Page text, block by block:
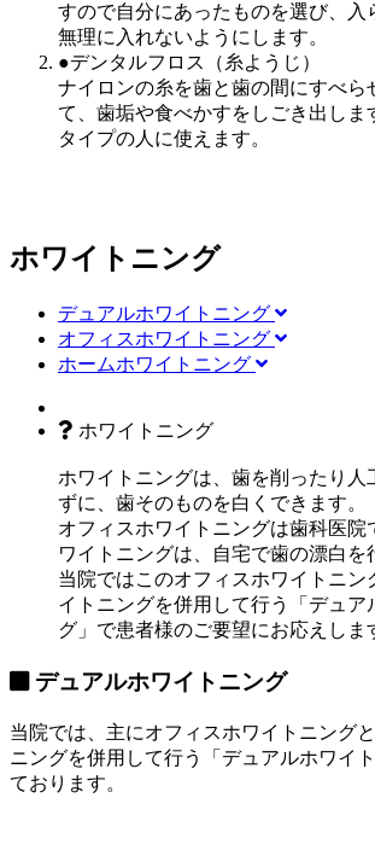
すので自分にあったものを選び、入
無理に入れないようにします。
●デンタルフロス（糸ようじ）
ナイロンの糸を歯と歯の間にすべら
て、歯垢や食べかすをしごき出しま
タイプの人に使えます。
ホワイトニング
デュアルホワイトニング
オフィスホワイトニング
ホームホワイトニング
ホワイトニング
ホワイトニングは、歯を削ったり人
ずに、歯そのものを白くできます。
オフィスホワイトニングは歯科医院
ワイトニングは、自宅で歯の漂白を
当院ではこのオフィスホワイトニン
イトニングを併用して行う「 デュア
グ 」で患者様のご要望にお応えしま
デュアルホワイトニング
当院では、主にオフィスホワイトニング
ニングを併用して行う
「デュアルホワイ
ております。